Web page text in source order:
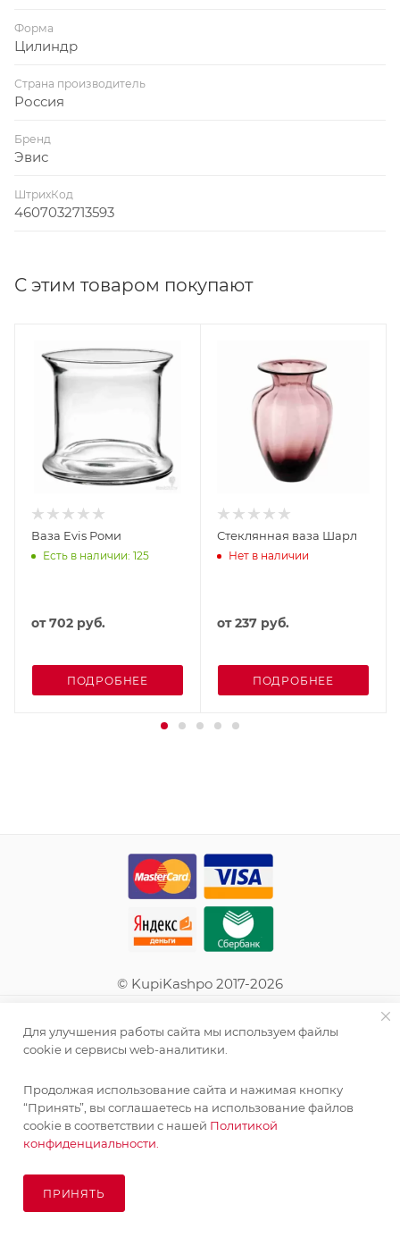
Форма
Цилиндр
Страна производитель
Россия
Бренд
Эвис
ШтрихКод
4607032713593
С этим товаром покупают
Ваза Evis Роми
Есть в наличии: 125
от702 руб.
ПОДРОБНЕЕ
Стеклянная ваза Шарл
Нет в наличии
от237 руб.
ПОДРОБНЕЕ
© KupiKashpo 2017-2026
ПОМОЩЬ
ПОДПИСАТЬСЯ НА РАССЫЛКУ
Для улучшения работы сайта мы используем файлы
cookie и сервисы web-аналитики.
Продолжая использование сайта и нажимая кнопку
“Принять”, вы соглашаетесь на использование файлов
cookie в соответствии с нашей Политикой
конфиденциальности.
ПРИНЯТЬ